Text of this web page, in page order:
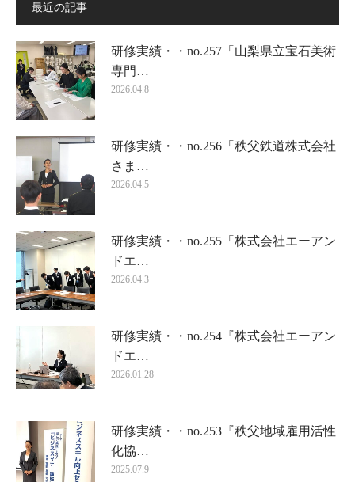
最近の記事
研修実績・・no.257「山梨県立宝石美術
専門…
2026.04.8
研修実績・・no.256「秩父鉄道株式会社
さま…
2026.04.5
研修実績・・no.255「株式会社エーアン
ドエ…
2026.04.3
研修実績・・no.254『株式会社エーアン
ドエ…
2026.01.28
研修実績・・no.253『秩父地域雇用活性
化協…
2025.07.9